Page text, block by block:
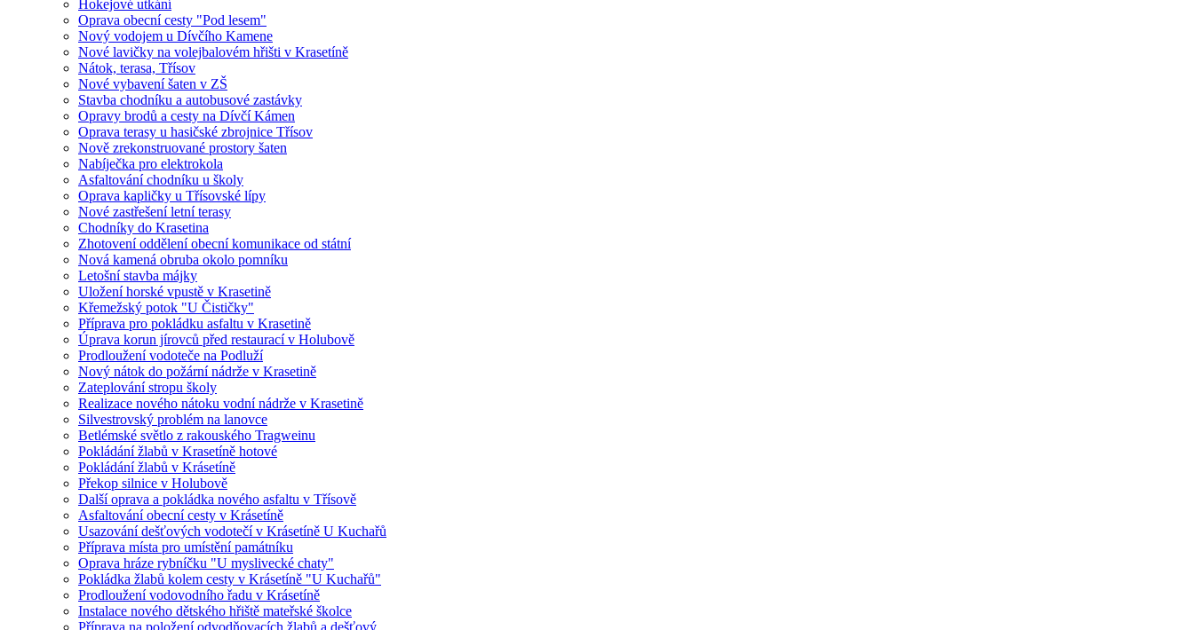
Hokejové utkání
Oprava obecní cesty "Pod lesem"
Nový vodojem u Dívčího Kamene
Nové lavičky na volejbalovém hřišti v Krasetíně
Nátok, terasa, Třísov
Nové vybavení šaten v ZŠ
Stavba chodníku a autobusové zastávky
Opravy brodů a cesty na Dívčí Kámen
Oprava terasy u hasičské zbrojnice Třísov
Nově zrekonstruované prostory šaten
Nabíječka pro elektrokola
Asfaltování chodníku u školy
Oprava kapličky u Třísovské lípy
Nové zastřešení letní terasy
Chodníky do Krasetina
Zhotovení oddělení obecní komunikace od státní
Nová kamená obruba okolo pomníku
Letošní stavba májky
Uložení horské vpustě v Krasetině
Křemežský potok "U Čističky"
Příprava pro pokládku asfaltu v Krasetině
Úprava korun jírovců před restaurací v Holubově
Prodloužení vodoteče na Podluží
Nový nátok do požární nádrže v Krasetině
Zateplování stropu školy
Realizace nového nátoku vodní nádrže v Krasetině
Silvestrovský problém na lanovce
Betlémské světlo z rakouského Tragweinu
Pokládání žlabů v Krasetíně hotové
Pokládání žlabů v Krásetíně
Překop silnice v Holubově
Další oprava a pokládka nového asfaltu v Třísově
Asfaltování obecní cesty v Krásetíně
Usazování dešťových vodotečí v Krásetíně U Kuchařů
Příprava místa pro umístění památníku
Oprava hráze rybníčku "U myslivecké chaty"
Pokládka žlabů kolem cesty v Krásetíně "U Kuchařů"
Prodloužení vodovodního řadu v Krásetíně
Instalace nového dětského hřiště mateřské školce
Příprava na položení odvodňovacích žlabů a dešťový